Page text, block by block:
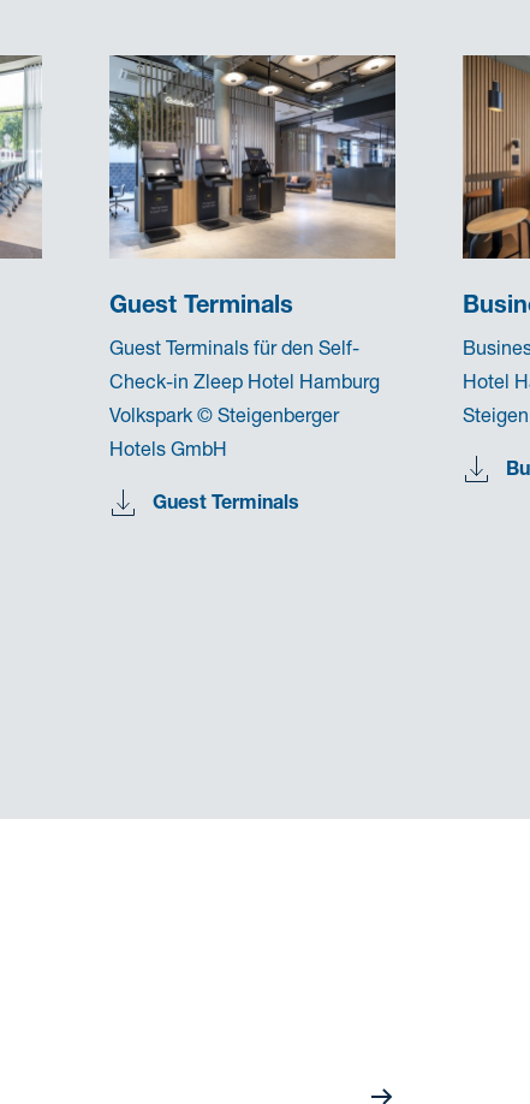
Guest Terminals
Guest Terminals für den Self-
Check-in Zleep Hotel Hamburg
Volkspark © Steigenberger
Hotels GmbH
Guest Terminals
Hotel